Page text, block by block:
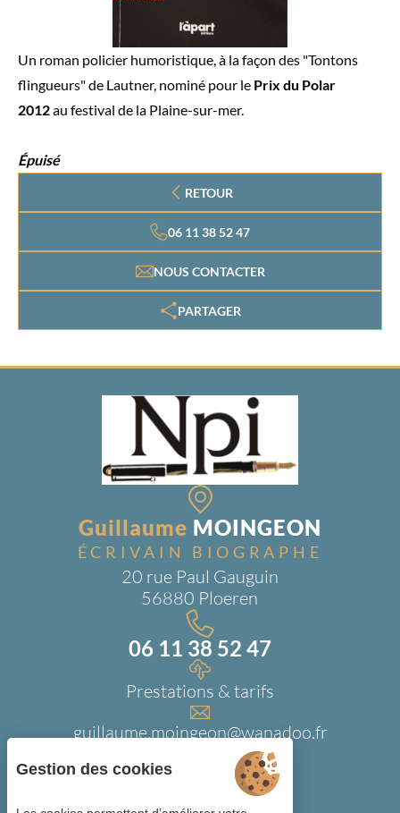
Un roman policier humoristique, à la façon des "Tontons
flingueurs" de Lautner, nominé pour le Prix du Polar
2012au festival de la Plaine-sur-mer.
Épuisé
RETOUR
06 11 38 52 47
NOUS CONTACTER
PARTAGER
Guillaume MOINGEON
ÉCRIVAIN BIOGRAPHE
20 rue Paul Gauguin
56880 Ploeren
06 11 38 52 47
Prestations & tarifs
guillaume.moingeon@wanadoo.fr
Youtube
Gestion des cookies